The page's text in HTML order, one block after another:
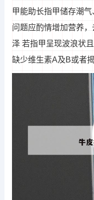
甲能助长指甲储存潮
问题应酌情增加营养
泽 若指甲呈现波浪状
缺少维生素A及B或者